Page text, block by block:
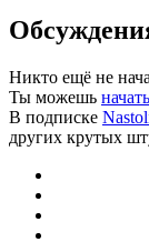
Никто ещё не
Ты можешь начать
В подписке
других крутых